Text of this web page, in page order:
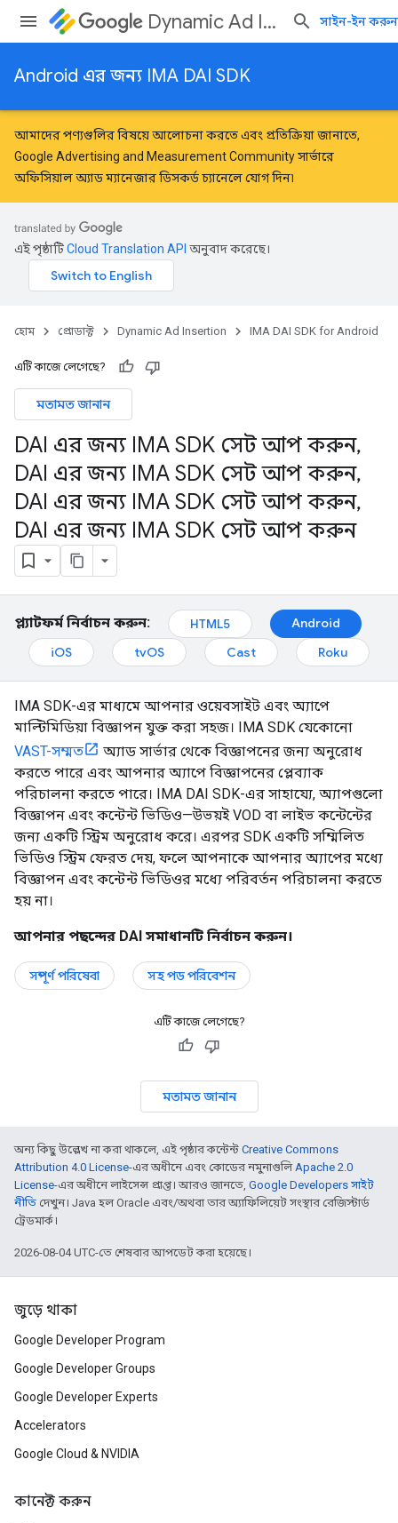
Dynamic Ad Insertion সাইন-ইন করুন
Android এর জন্য IMA DAI SDK
আমাদের পণ্যগুলির বিষয়ে আলোচনা করতে এবং প্রতিক্রিয়া জানাতে,
Google Advertising and Measurement Communityসার্ভারে
অফিসিয়াল অ্যাড ম্যানেজার ডিসকর্ড চ্যানেলে যোগ দিন৷
এই পৃষ্ঠাটিCloud Translation API অনুবাদ করেছে।
হোম প্রোডাক্ট Dynamic Ad Insertion IMA DAI SDK for Android
এটি কাজে লেগেছে?
মতামত জানান
DAI এর জন্য IMA SDK সেট আপ করুন,
DAI এর জন্য IMA SDK সেট আপ করুন,
DAI এর জন্য IMA SDK সেট আপ করুন,
DAI এর জন্য IMA SDK সেট আপ করুন
প্ল্যাটফর্ম নির্বাচন করুন: HTML5
Android
iOS
tvOS Cast Roku
IMA SDK-এর মাধ্যমে আপনার ওয়েবসাইট এবং অ্যাপে
মাল্টিমিডিয়া বিজ্ঞাপন যুক্ত করা সহজ। IMA SDK যেকোনো
VAST-সম্মত
অ্যাড সার্ভার থেকে বিজ্ঞাপনের জন্য অনুরোধ
করতে পারে এবং আপনার অ্যাপে বিজ্ঞাপনের প্লেব্যাক
পরিচালনা করতে পারে। IMA DAI SDK-এর সাহায্যে, অ্যাপগুলো
বিজ্ঞাপন এবং কন্টেন্ট ভিডিও—উভয়ই VOD বা লাইভ কন্টেন্টের
জন্য একটি স্ট্রিম অনুরোধ করে। এরপর SDK একটি সম্মিলিত
ভিডিও স্ট্রিম ফেরত দেয়, ফলে আপনাকে আপনার অ্যাপের মধ্যে
বিজ্ঞাপন এবং কন্টেন্ট ভিডিওর মধ্যে পরিবর্তন পরিচালনা করতে
হয় না।
আপনার পছন্দের DAI সমাধানটি নির্বাচন করুন।
সম্পূর্ণ পরিষেবা সহ পড পরিবেশন
এটি কাজে লেগেছে?
মতামত জানান
অন্য কিছু উল্লেখ না করা থাকলে, এই পৃষ্ঠার কন্টেন্ট Creative Commons
Attribution 4.0 License-এর অধীনে এবং কোডের নমুনাগুলিApache 2.0
License-এর অধীনে লাইসেন্স প্রাপ্ত। আরও জানতে, Google Developers সাইট
নীতি দেখুন। Java হল Oracle এবং/অথবা তার অ্যাফিলিয়েট সংস্থার রেজিস্টার্ড
ট্রেডমার্ক।
2026-08-04 UTC-তে শেষবার আপডেট করা হয়েছে।
জুড়ে থাকা
Google Developer Program
Google Developer Groups
Google Developer Experts
Accelerators
Google Cloud & NVIDIA
কানেক্ট করুন